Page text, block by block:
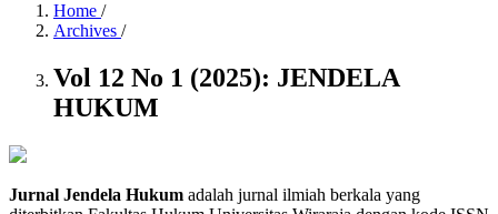
Home /
Archives /
Vol 12 No 1 (2025): JENDELA
HUKUM
Jurnal Jendela Hukum adalah jurnal ilmiah berkala yang